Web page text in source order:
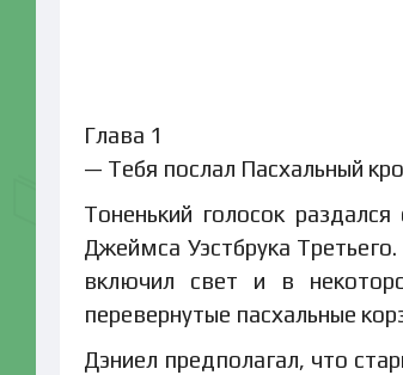
Глава 1
— Тебя послал Пасхальный
Тоненький голосок
Джеймса Уэстбрука
включил свет и в
перевернутые пасхальные
Дэниел предполагал, что